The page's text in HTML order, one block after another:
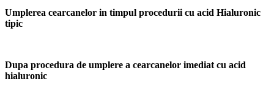
Umplerea cearcanelor in timpul procedurii cu acid Hialuronic
tipic
Dupa procedura de umplere a cearcanelor imediat cu acid
hialuronic